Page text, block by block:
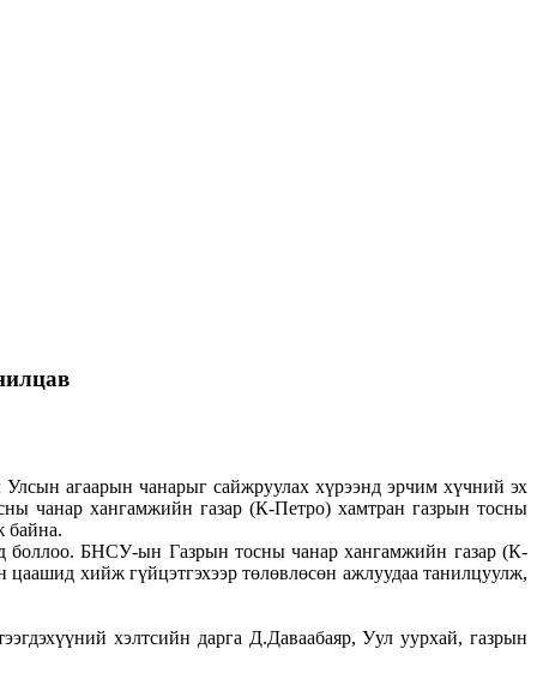
агаарын чанарыг сайжруулах хүрээнд эрчим хүчний эх
чанар хангамжийн газар (К-Петро) хамтран газрын тосны
байна.
боллоо. БНСУ-ын Газрын тосны чанар хангамжийн газар (К-
хийж гүйцэтгэхээр төлөвлөсөн ажлуудаа танилцуулж,
хэлтсийн дарга Д.Даваабаяр, Уул уурхай, газрын